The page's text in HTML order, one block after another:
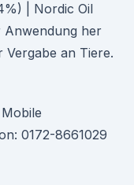
| Nordic Oil
Anwendung her
an Tiere.
0172-8661029